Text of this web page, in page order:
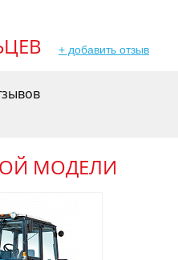
+ добавить отзыв
МОДЕЛИ